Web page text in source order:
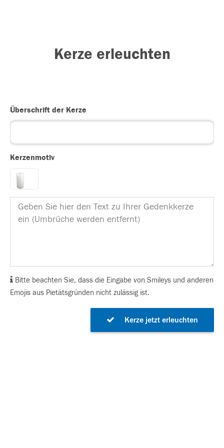
Kerze erleuchten
Überschrift der Kerze
Kerzenmotiv
Bitte beachten Sie, dass die Eingabe von Smileys und anderen
Emojis aus Pietätsgründen nicht zulässig ist.
Kerze jetzt erleuchten